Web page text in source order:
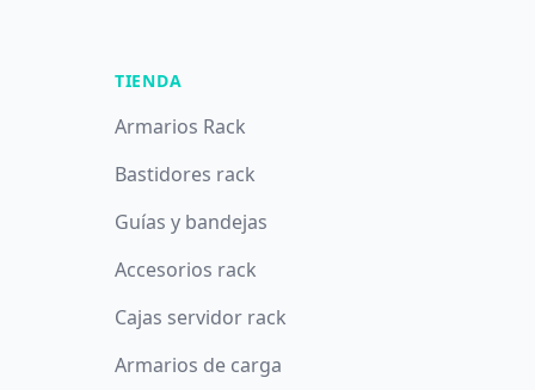
TIENDA
Armarios Rack
Bastidores rack
Guías y bandejas
Accesorios rack
Cajas servidor rack
Armarios de carga